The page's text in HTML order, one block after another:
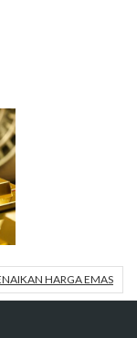
HARGA EMAS